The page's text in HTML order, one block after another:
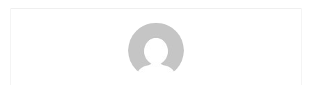
Buena tarde taurina en Ahuacatlán
Ezequiel se encontraba en la parte superior de